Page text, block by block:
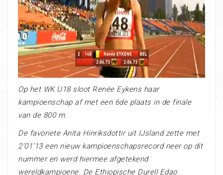
Op het WK U18 sloot Renée Eykens haar
kampioenschap af met een 6de plaats in de finale
van de 800 m.
De favoriete Anita Hinriksdottir uit IJsland zette met
2’01’13 een nieuw kampioenschapsrecord neer op dit
nummer en werd hiermee afgetekend
wereldkampioene. De Ethiopische Durell Edao